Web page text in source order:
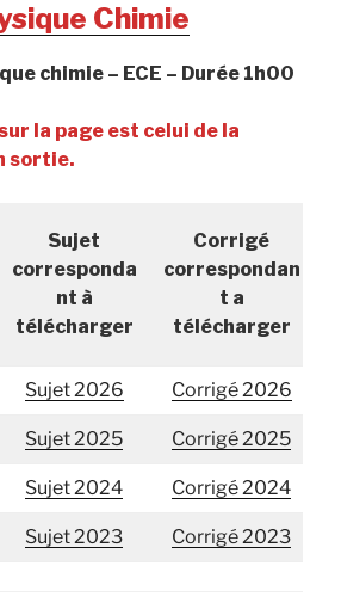
Chimie
chimie – ECE – Durée 1h00
la page est celui de la
sortie.
Sujet
corresponda
nt à
télécharger
Corrigé
correspondan
t a
télécharger
Sujet 2026 Corrigé 2026
Sujet 2025 Corrigé 2025
Sujet 2024 Corrigé 2024
Sujet 2023 Corrigé 2023